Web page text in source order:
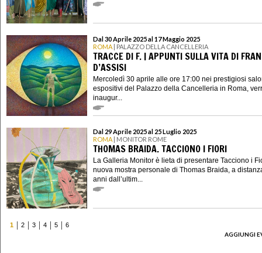
Dal 30 Aprile 2025 al 17 Maggio 2025
ROMA | PALAZZO DELLA CANCELLERIA
TRACCE DI F. | APPUNTI SULLA VITA DI
D’ASSISI
Mercoledì 30 aprile alle ore 17:00 nei prestigiosi
espositivi del Palazzo della Cancelleria in Roma,
inaugur...
Dal 29 Aprile 2025 al 25 Luglio 2025
ROMA | MONITOR ROME
THOMAS BRAIDA. TACCIONO I FIORI
La Galleria Monitor è lieta di presentare Tacciono i
nuova mostra personale di Thomas Braida, a
anni dall’ultim...
1 2 3 4 5
6
AGGIUNGI